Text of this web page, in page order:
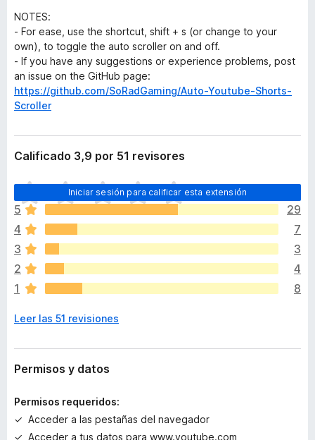
NOTES:
- For ease, use the shortcut, shift + s (or change to your
own), to toggle the auto scroller on and off.
- If you have any suggestions or experience problems, post
an issue on the GitHub page:
https://github.com/SoRadGaming/Auto-Youtube-Shorts-
Scroller
Calificado 3,9 por 51 revisores
Iniciar sesión para calificar esta extensión
T
o
d
a
v
a
n
h
y
v
l
r
5
29
4
7
3
3
2
4
1
8
Leer las 51 revisiones
Permisos y datos
Permisos requeridos:
Acceder a las pestañas del navegador
Acceder a tus datos para www.youtube.com